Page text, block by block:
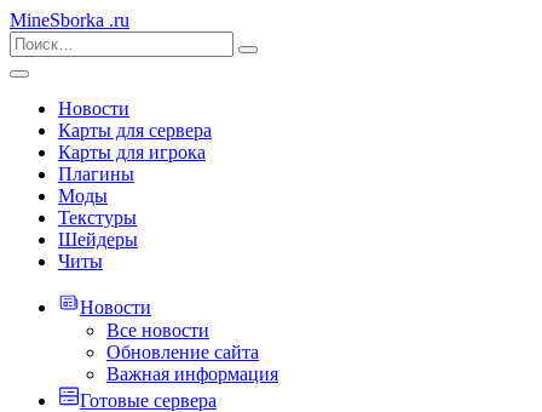
MineSborka .ru
Новости
Карты для сервера
Карты для игрока
Плагины
Моды
Текстуры
Шейдеры
Читы
Новости
Все новости
Обновление сайта
Важная информация
Готовые сервера